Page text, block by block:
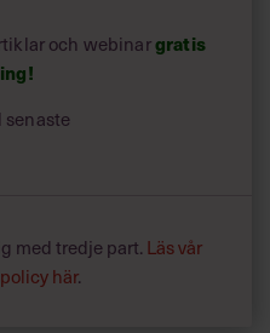
och webinargratis
senaste
med tredje part. Läs vår
här.